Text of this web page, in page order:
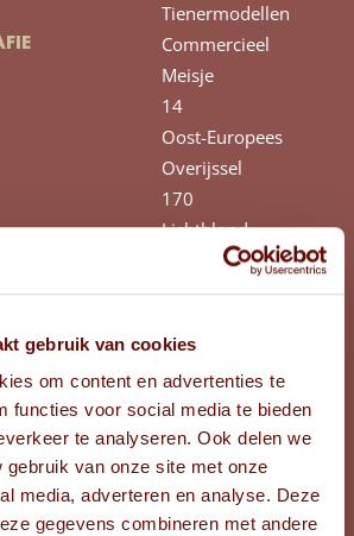
gebruik van cookies
om content en advertenties te
functies voor social media te bieden
te analyseren. Ook delen we
gebruik van onze site met onze
media, adverteren en analyse. Deze
gegevens combineren met andere
Tienermodellen
Commercieel
Meisje
14
Oost-Europees
Overijssel
170
Lichtblond
Slag
39
152/158